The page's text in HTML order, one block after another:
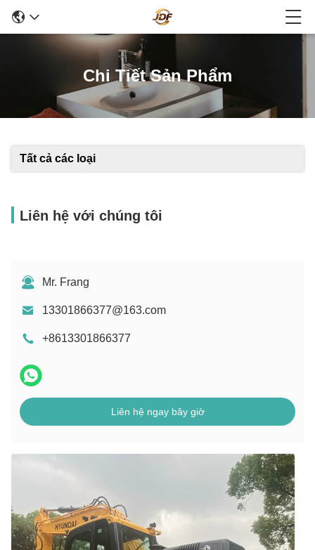
Chi Tiết Sản Phẩm
Tất cả các loại
Liên hệ với chúng tôi
Mr. Frang
13301866377@163.com
+8613301866377
Liên hệ ngay bây giờ